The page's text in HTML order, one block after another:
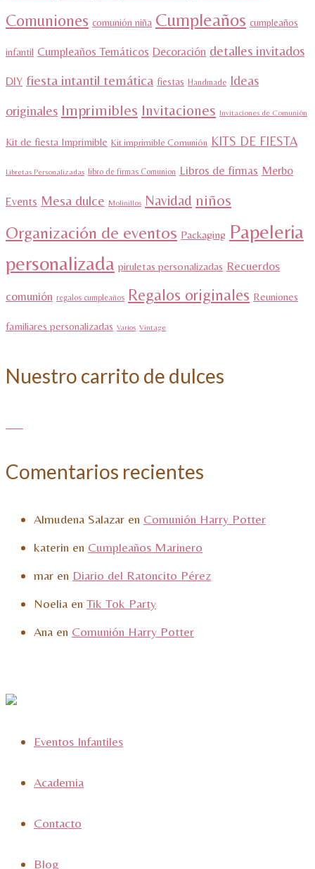
Comuniones comunión niña Cumpleaños cumpleaños
infantil Cumpleaños Temáticos Decoración detalles invitados
DIY fiesta intantil temática fiestas Handmade Ideas
originales Imprimibles Invitaciones Invitaciones de Comunión
Kit de fiesta Imprimible Kit imprimible Comunión KITS DE FIESTA
Libretas Personalizadas libro de firmas Comunion Libros de firmas Merbo
Events Mesa dulce Molinillos Navidad niños
Organización de eventos Packaging Papeleria
personalizada piruletas personalizadas Recuerdos
comunión regalos cumpleaños Regalos originales Reuniones
familiares personalizadas Varios Vintage
Nuestro carrito de dulces
Comentarios recientes
Almudena Salazar en Comunión Harry Potter
katerin en Cumpleaños Marinero
mar en Diario del Ratoncito Pérez
Noelia en Tik Tok Party
Ana en Comunión Harry Potter
Eventos Infantiles
Academia
Contacto
Blog